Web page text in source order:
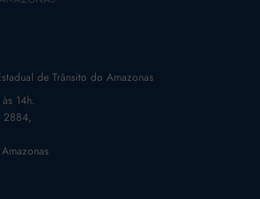
de Trânsito do Amazonas
14h.
2884,